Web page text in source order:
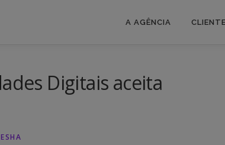
A AGÊNCIA
Digitais aceita